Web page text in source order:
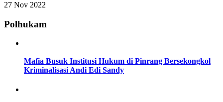
27 Nov 2022
Polhukam
Mafia Busuk Institusi Hukum di Pinrang Bersekongkol
Kriminalisasi Andi Edi Sandy